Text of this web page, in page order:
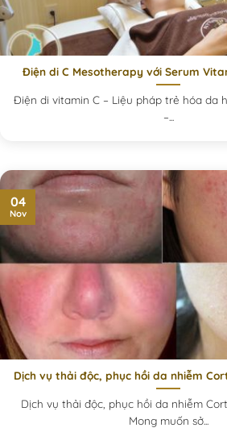
Điện di C Mesotherapy với Serum
Điện di vitamin C – Liệu pháp trẻ hóa da
–...
Dịch vụ thải độc, phục hồi da nhiễm
Dịch vụ thải độc, phục hồi da nhiễm
Mong muốn sở...
04
Nov